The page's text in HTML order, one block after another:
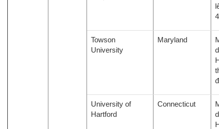
Towson
University
Maryland
University of
Hartford
Connecticut